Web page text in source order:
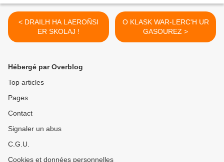
< DRAILH HA LAEROÑSI
ER SKOLAJ !
O KLASK WAR-LERC'H UR
GASOUREZ >
Hébergé par Overblog
Top articles
Pages
Contact
Signaler un abus
C.G.U.
Cookies et données personnelles